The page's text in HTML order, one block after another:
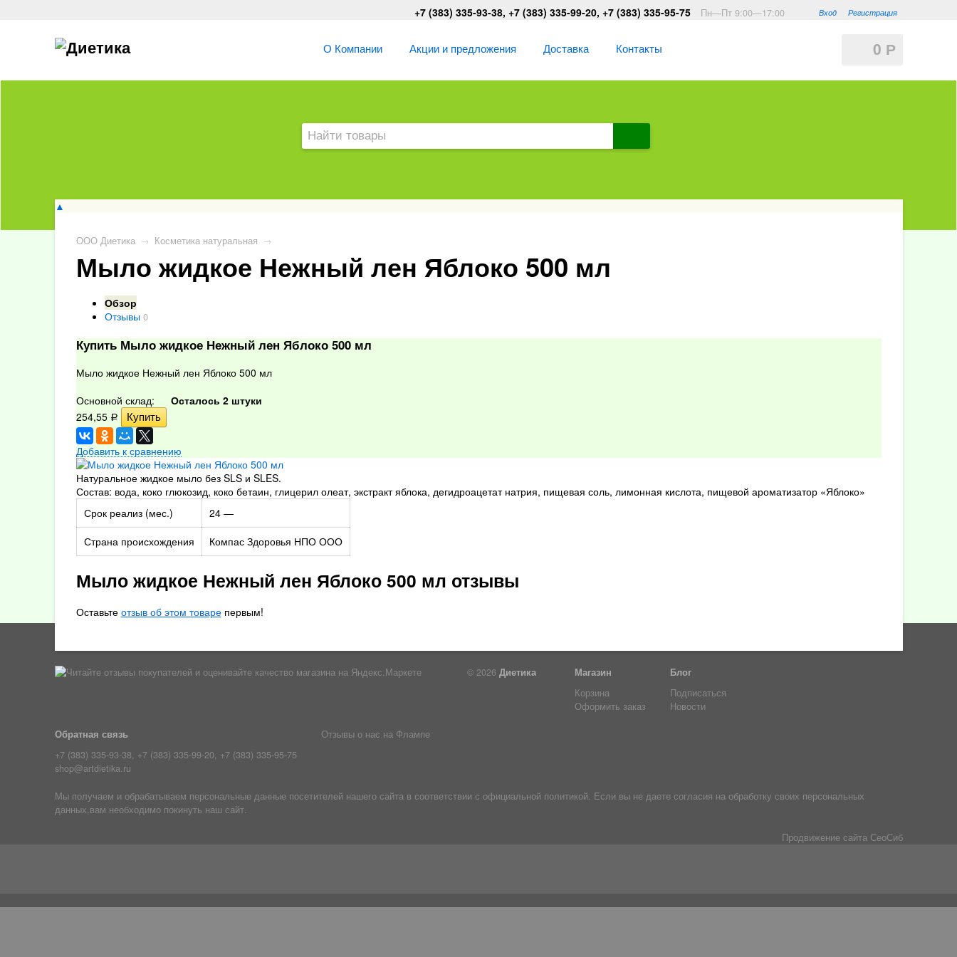
Вход Регистрация
+7 (383) 335-93-38, +7 (383) 335-99-20, +7 (383) 335-95-75 Пн—Пт 9:00—17:00
0 Р
О Компании Акции и предложения Доставка Контакты
▲
ООО Диетика → Косметика натуральная →
Мыло жидкое Нежный лен Яблоко 500 мл
Обзор
Отзывы 0
Купить Мыло жидкое Нежный лен Яблоко 500 мл
Мыло жидкое Нежный лен Яблоко 500 мл
Основной склад:
Осталось 2 штуки
254,55 Р
Добавить к сравнению
Натуральное жидкое мыло без SLS и SLES.
Состав: вода, коко глюкозид, коко бетаин, глицерил олеат, экстракт яблока, дегидроацетат натрия, пищевая соль, лимонная кислота, пищевой ароматизатор «Яблоко»
Срок реализ (мес.)
24 —
Страна происхождения
Компас Здоровья НПО ООО
Мыло жидкое Нежный лен Яблоко 500 мл отзывы
Оставьте отзыв об этом товарепервым!
© 2026 Диетика
Магазин
Корзина
Оформить заказ
Блог
Подписаться
Новости
Обратная связь
+7 (383) 335-93-38, +7 (383) 335-99-20, +7 (383) 335-95-75
shop@artdietika.ru
Отзывы о нас на Флампе
Мы получаем и обрабатываем персональные данные посетителей нашего сайта в соответствии с официальной политикой. Если вы не даете согласия на обработку своих персональных
данных,вам необходимо покинуть наш сайт.
Продвижение сайтаСеоСиб